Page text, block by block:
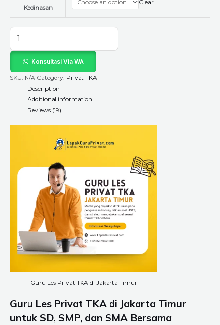
Kedinasan
Clear
Konsultasi Via WA
SKU: N/A Category: Privat TKA
Description
Additional information
Reviews (19)
Guru Les Privat TKA di Jakarta Timur
Guru Les Privat TKA di Jakarta Timur
untuk SD, SMP, dan SMA Bersama